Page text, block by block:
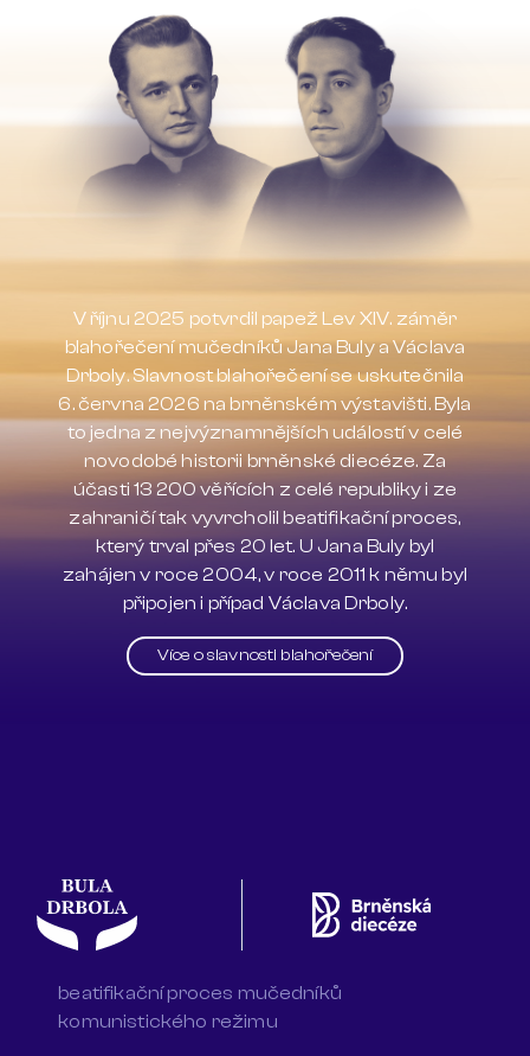
V říjnu 2025 potvrdil papež Lev XIV. záměr
blahořečení mučedníků Jana Buly a Václava
Drboly. Slavnost blahořečení se uskutečnila
6. června 2026 na brněnském výstavišti. Byla
to jedna z nejvýznamnějších událostí v celé
novodobé historii brněnské diecéze. Za
účasti 13 200 věřících z celé republiky i ze
zahraničí tak vyvrcholil beatifikační proces,
který trval přes 20 let. U Jana Buly byl
zahájen v roce 2004, v roce 2011 k němu byl
připojen i případ Václava Drboly.
Více o slavnosti blahořečení
beatifikační proces mučedníků
komunistického režimu